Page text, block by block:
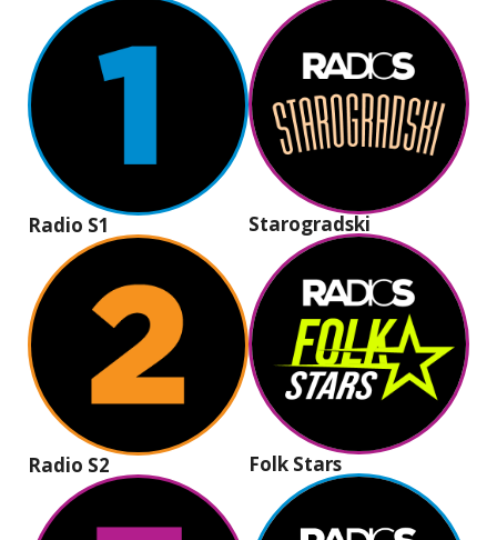
Radio S1
Radio S2
Starogradski
Folk Stars